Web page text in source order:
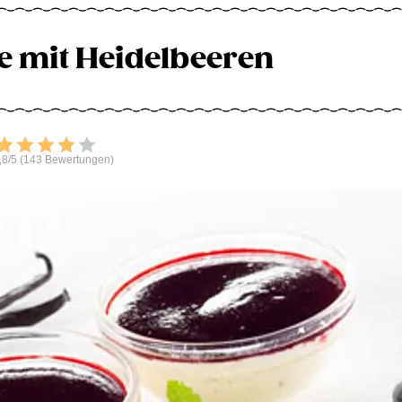
mit Heidelbeeren
Bewerten
5 (143 Bewertungen)